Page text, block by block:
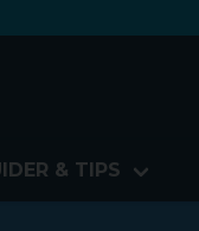
& TIPS